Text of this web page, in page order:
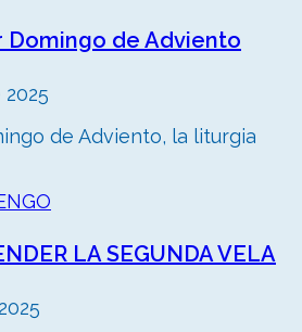
Domingo de Adviento
de Adviento, la liturgia
LA SEGUNDA VELA